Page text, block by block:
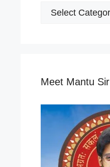
Popular
Meet Mantu Sir